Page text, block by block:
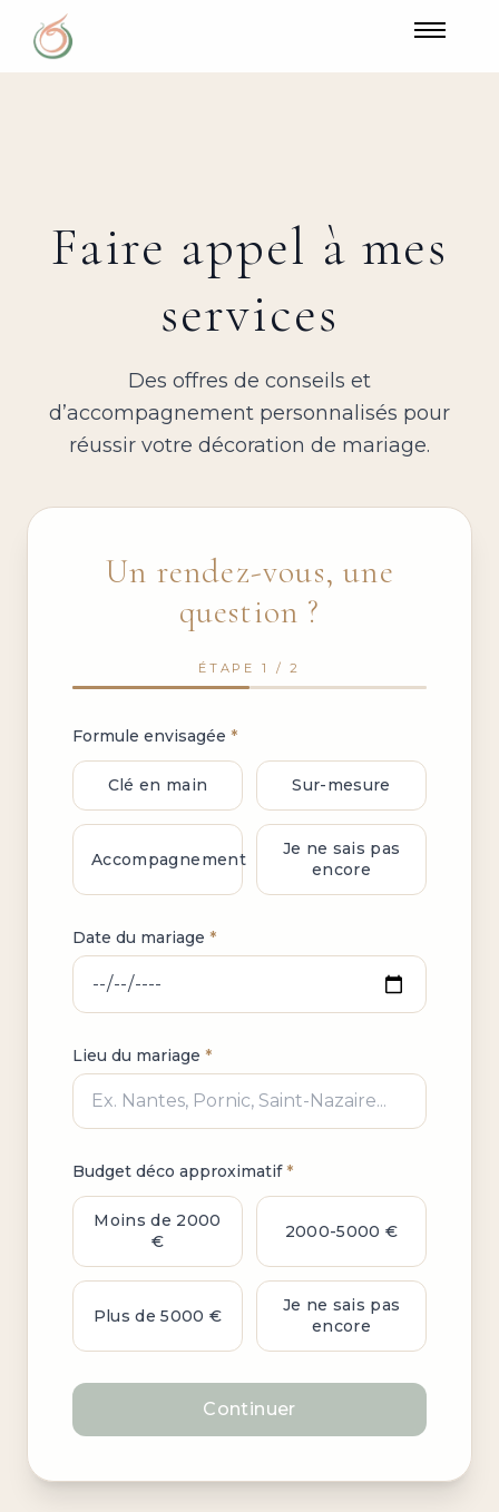
Faire appel à mes
services
Des offres de conseils et
d’accompagnement personnalisés pour
réussir votre décoration de mariage.
Un rendez-vous, une
question ?
ÉTAPE 1 / 2
Formule envisagée *
Clé en main Sur-mesure
Accompagnement
Je ne sais pas
encore
Date du mariage *
Lieu du mariage *
Budget déco approximatif*
Moins de 2000
€
2000-5000 €
Plus de 5000 €
Je ne sais pas
encore
Continuer